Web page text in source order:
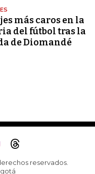
más caros en la
del fútbol tras la
de Diomandé
reservados.